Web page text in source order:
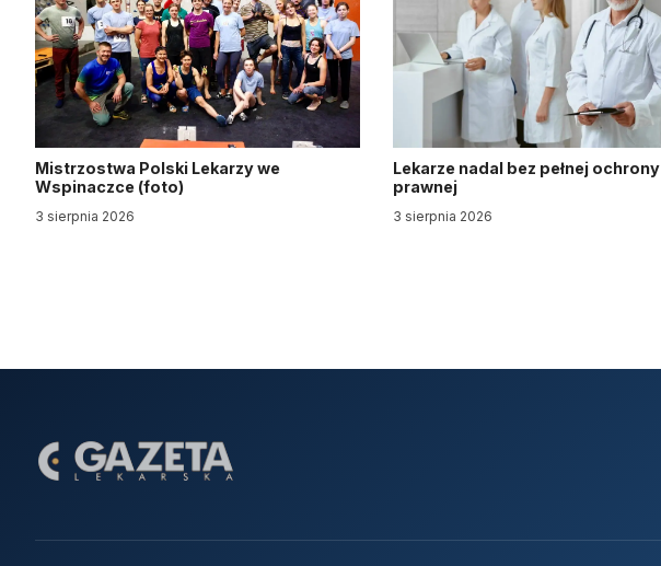
Mistrzostwa Polski Lekarzy we
Wspinaczce (foto)
3 sierpnia 2026
Lekarze nadal bez pełnej ochrony
prawnej
3 sierpnia 2026